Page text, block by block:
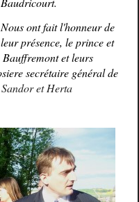
Nous ont fait l'honneur de
leur présence, le prince et
et leurs
secrétaire général de
Sandor et Herta